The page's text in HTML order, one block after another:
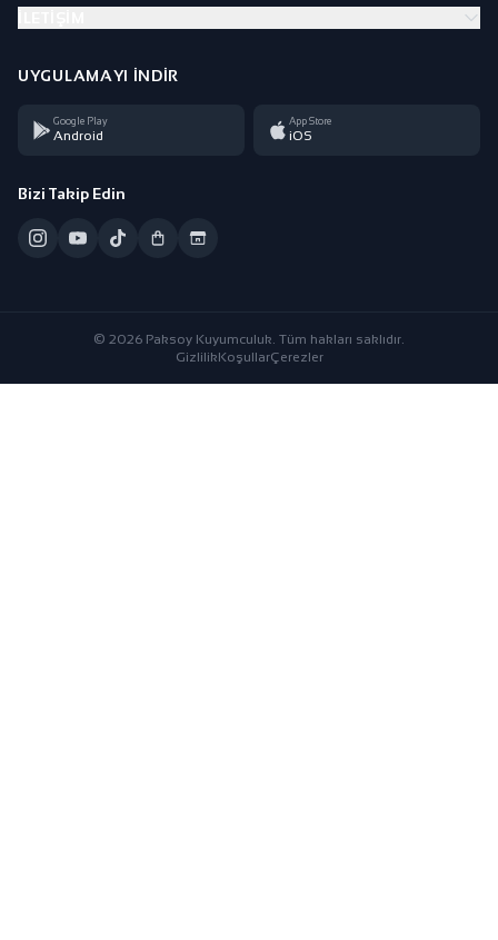
UYGULAMAYI İNDIR
Google Play
Android
App Store
iOS
Bizi Takip Edin
© 2026 Paksoy Kuyumculuk. Tüm hakları saklıdır.
GizlilikKoşullarÇerezler